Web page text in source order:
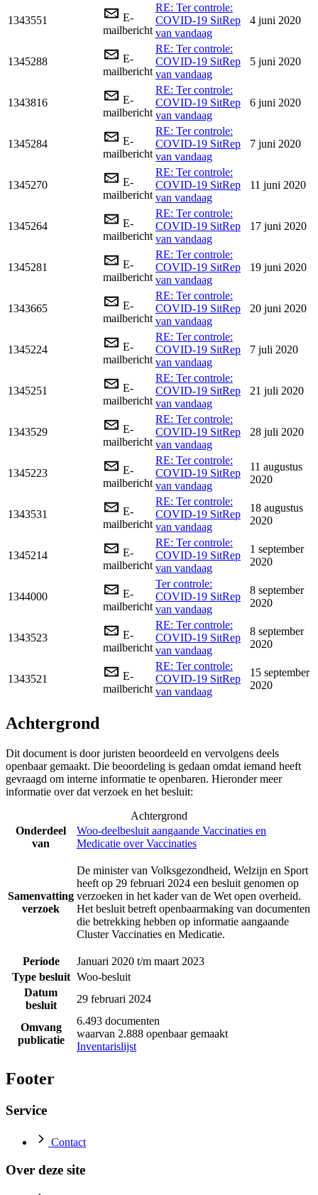
1343551
E-
mailbericht
RE: Ter controle:
COVID-19 SitRep
van vandaag
4 juni 2020
1345288
E-
mailbericht
RE: Ter controle:
COVID-19 SitRep
van vandaag
5 juni 2020
1343816
E-
mailbericht
RE: Ter controle:
COVID-19 SitRep
van vandaag
6 juni 2020
1345284
E-
mailbericht
RE: Ter controle:
COVID-19 SitRep
van vandaag
7 juni 2020
1345270
E-
mailbericht
RE: Ter controle:
COVID-19 SitRep
van vandaag
11 juni 2020
1345264
E-
mailbericht
RE: Ter controle:
COVID-19 SitRep
van vandaag
17 juni 2020
1345281
E-
mailbericht
RE: Ter controle:
COVID-19 SitRep
van vandaag
19 juni 2020
1343665
E-
mailbericht
RE: Ter controle:
COVID-19 SitRep
van vandaag
20 juni 2020
1345224
E-
mailbericht
RE: Ter controle:
COVID-19 SitRep
van vandaag
7 juli 2020
1345251
E-
mailbericht
RE: Ter controle:
COVID-19 SitRep
van vandaag
21 juli 2020
1343529
E-
mailbericht
RE: Ter controle:
COVID-19 SitRep
van vandaag
28 juli 2020
1345223
E-
mailbericht
RE: Ter controle:
COVID-19 SitRep
van vandaag
11 augustus
2020
1343531
E-
mailbericht
RE: Ter controle:
COVID-19 SitRep
van vandaag
18 augustus
2020
1345214
E-
mailbericht
RE: Ter controle:
COVID-19 SitRep
van vandaag
1 september
2020
1344000
E-
mailbericht
Ter controle:
COVID-19 SitRep
van vandaag
8 september
2020
1343523
E-
mailbericht
RE: Ter controle:
COVID-19 SitRep
van vandaag
8 september
2020
1343521
E-
mailbericht
RE: Ter controle:
COVID-19 SitRep
van vandaag
15 september
2020
Achtergrond
Dit document is door juristen beoordeeld en vervolgens deels
openbaar gemaakt. Die beoordeling is gedaan omdat iemand heeft
gevraagd om interne informatie te openbaren. Hieronder meer
informatie over dat verzoek en het besluit:
Achtergrond
Onderdeel
van
Woo-deelbesluit aangaande Vaccinaties en
Medicatie over Vaccinaties
Samenvatting
verzoek
De minister van Volksgezondheid, Welzijn en Sport
heeft op 29 februari 2024 een besluit genomen op
verzoeken in het kader van de Wet open overheid.
Het besluit betreft openbaarmaking van documenten
die betrekking hebben op informatie aangaande
Cluster Vaccinaties en Medicatie.
Periode
Januari 2020 t/m maart 2023
Type besluit Woo-besluit
Datum
besluit
29 februari 2024
Omvang
publicatie
6.493 documenten
waarvan 2.888 openbaar gemaakt
Inventarislijst
Footer
Service
Contact
Over deze site